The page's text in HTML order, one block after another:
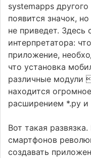
systemapps
появится значок,
не приведет. Здесь
интерпретатора:
приложение,
что установка
различные модули
находится
расширением *.py и
Вот такая
смартфонов
создавать